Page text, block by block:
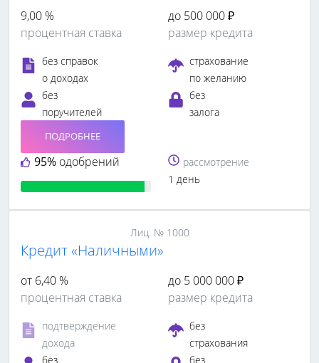
9,00 %
процентная ставка
до 500 000 ₽
размер кредита
без справок
о доходах
страхование
по желанию
без
поручителей
без
залога
95% одобрений
ПОДРОБНЕЕ
рассмотрение
1 день
Лиц. № 1000
Кредит «Наличными»
от 6,40 %
процентная ставка
до 5 000 000 ₽
размер кредита
подтверждение
дохода
без
страхования
без
без